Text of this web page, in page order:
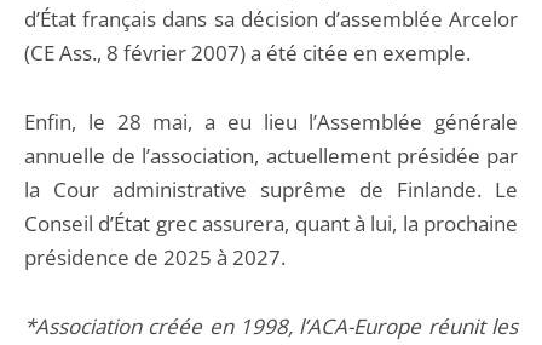
d’État français dans sa décision d’assemblée Arcelor
(CE Ass., 8 février 2007) a été citée en exemple.
Enfin, le 28 mai, a eu lieu l’Assemblée générale
annuelle de l’association, actuellement présidée par
la Cour administrative suprême de Finlande. Le
Conseil d’État grec assurera, quant à lui, la prochaine
présidence de 2025 à 2027.
*Association créée en 1998, l’ACA-Europe réunit les